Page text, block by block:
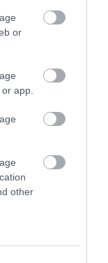
or
app.
other
, a NASA
vezetője.
már
A PVOL
de